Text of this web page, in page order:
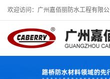
欢迎访问：广州嘉佰丽防水工程有限公